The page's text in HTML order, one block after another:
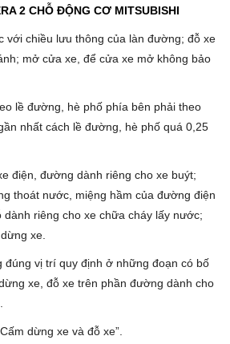
2 CHỖ ĐỘNG CƠ MITSUBISHI
với chiều lưu thông của làn đường; đỗ xe
mở cửa xe, để cửa xe mở không bảo
lề đường, hè phố phía bên phải theo
nhất cách lề đường, hè phố quá 0,25
điện, đường dành riêng cho xe buýt;
thoát nước, miệng hầm của đường điện
dành riêng cho xe chữa cháy lấy nước;
xe.
đúng vị trí quy định ở những đoạn có bố
xe, đỗ xe trên phần đường dành cho
dừng xe và đỗ xe”.